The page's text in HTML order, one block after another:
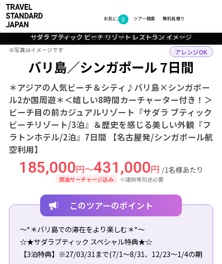
お気に入り
0 無料見積り
ツアー検索
アジア インドネシア・シンガポール バリ島・シンガポール
バリ島／シンガポール 7日間
＊アジアの人気ビーチ＆シティ♪バリ島×シンガポー
ル2か国周遊＊＜嬉しい8時間カーチャーター付き！＞
ビーチ目の前カジュアルリゾート『サダラ ブティック
ビーチリゾート/3泊』＆歴史を感じる美しい外観『フ
ラトンホテル/2泊』7日間 【名古屋発/シンガポール航
空利用】
アレンジOK
185,000円～431,000円 /1名様あたり
燃油サーチャージ込み ※諸税等別途必要
シンガポール：ザ フラートン ホテル シンガポール プール
シンガポール：ザ フラートン ベイ ホテル ロビー
サダラ ブティック ビーチ リゾート プール イメージ
サダラ ブティック ビーチ リゾート レストラン イメージ
フォトギャラリー
※写真はイメージです
※写真はイメージです
このツアーのポイント
～*＊バリ島での滞在をより楽しむ＊*～
☆★サダラブティック スペシャル特典★☆
【3泊特典】※27/03/31まで(7/1～8/31、12/23～1/4の期